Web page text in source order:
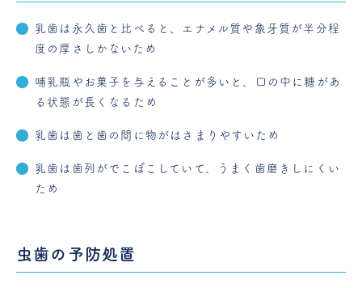
乳歯は永久歯と比べると、エナメル質や象牙質が半分程
度の厚さしかないため
哺乳瓶やお菓子を与えることが多いと、口の中に糖があ
る状態が長くなるため
乳歯は歯と歯の間に物がはさまりやすいため
乳歯は歯列がでこぼこしていて、うまく歯磨きしにくい
ため
虫歯の予防処置